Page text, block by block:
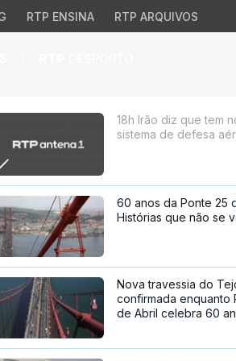
RTP ENSINA RTP ARQUIVOS
aérea18h Irão diz que tem
sistema de defesa
60 anos da Ponte 25
Histórias que não se
Nova travessia do
confirmada enquanto
de Abril celebra 60